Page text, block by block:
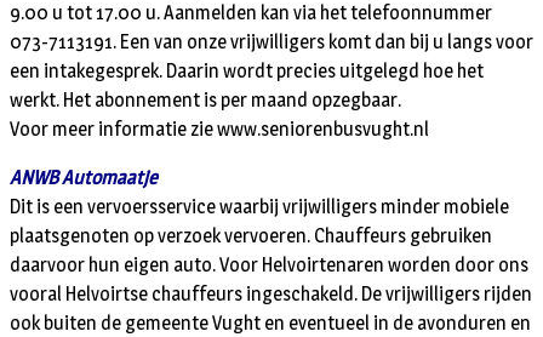
9.00 u tot 17.00 u. Aanmelden kan via het telefoonnummer
073-7113191. Een van onze vrijwilligers komt dan bij u langs voor
een intakegesprek. Daarin wordt precies uitgelegd hoe het
werkt. Het abonnement is per maand opzegbaar.
Voor meer informatie zie www.seniorenbusvught.nl
ANWB Automaatje
Dit is een vervoersservice waarbij vrijwilligers minder mobiele
plaatsgenoten op verzoek vervoeren. Chauffeurs gebruiken
daarvoor hun eigen auto. Voor Helvoirtenaren worden door ons
vooral Helvoirtse chauffeurs ingeschakeld. De vrijwilligers rijden
ook buiten de gemeente Vught en eventueel in de avonduren en